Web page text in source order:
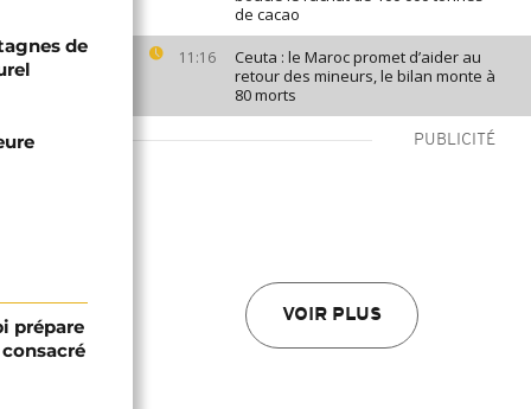
de cacao
11:16
Ceuta : le Maroc promet d’aider au
retour des mineurs, le bilan monte à
80 morts
PUBLICITÉ
VOIR PLUS
de
prépare